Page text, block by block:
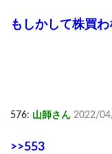
もしかして株買
576: 山師さん 2022/
>>553